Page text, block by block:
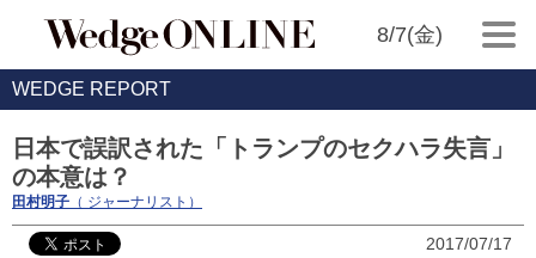
8/7(金)
WEDGE REPORT
日本で誤訳された「トランプのセクハラ失言」
の本意は？
田村明子 （ ジャーナリスト）
2017/07/17